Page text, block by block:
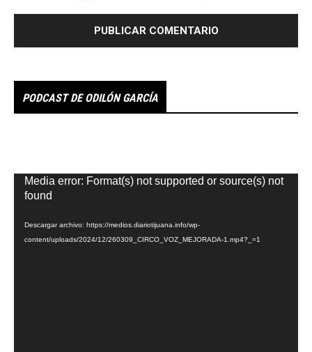
PODCAST DE ODILÓN GARCÍA
Reproductor
de
Media error: Format(s) not supported or source(s) not
found
Descargar archivo: https://medios.diariotijuana.info/wp-
content/uploads/2024/12/260309_CIRCO_VOZ_MEJORADA-1.mp4?_=1